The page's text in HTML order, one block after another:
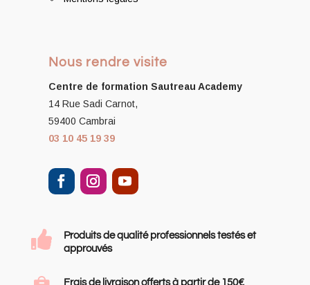
Nous rendre visite
Centre de formation Sautreau Academy
14 Rue Sadi Carnot,
59400 Cambrai
03 10 45 19 39

Produits de qualité professionnels testés et
approuvés
Frais de livraison offerts à partir de 150€